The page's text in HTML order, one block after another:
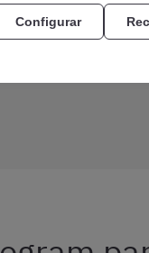
Configurar